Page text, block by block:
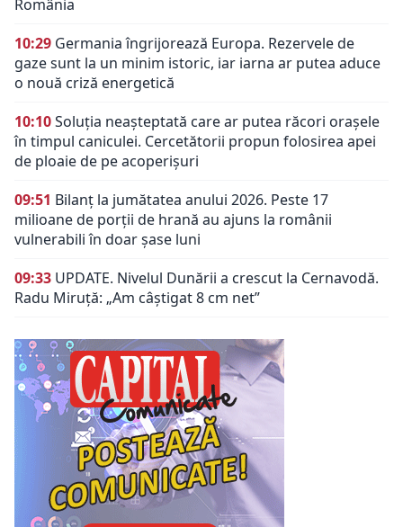
România
10:29 Germania îngrijorează Europa. Rezervele de
gaze sunt la un minim istoric, iar iarna ar putea aduce
o nouă criză energetică
10:10Soluția neașteptată care ar putea răcori orașele
în timpul caniculei. Cercetătorii propun folosirea apei
de ploaie de pe acoperișuri
09:51 Bilanț la jumătatea anului 2026. Peste 17
milioane de porții de hrană au ajuns la românii
vulnerabili în doar șase luni
09:33 UPDATE. Nivelul Dunării a crescut la Cernavodă.
Radu Miruță: „Am câștigat 8 cm net”